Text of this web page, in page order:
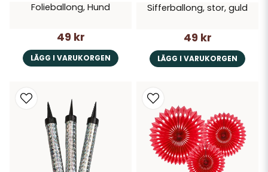
Folieballong, Hund
49 kr
LÄGG I VARUKORGEN
Sifferballong, stor, guld
49 kr
LÄGG I VARUKORGEN